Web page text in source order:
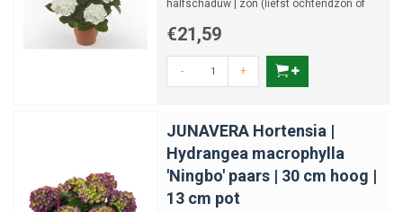
halfschaduw | zon (liefst ochtendzon of
€21,59
- +
JUNAVERA Hortensia |
Hydrangea macrophylla
'Ningbo' paars | 30 cm hoog |
13 cm pot